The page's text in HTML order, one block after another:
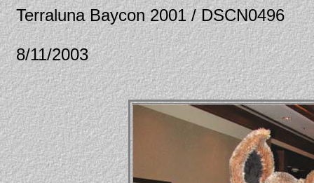
Terraluna Baycon 2001 / DSCN0496
8/11/2003